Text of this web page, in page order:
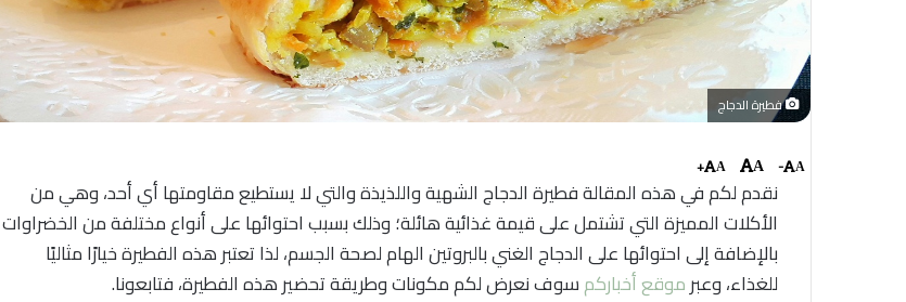
فطيرة الدجاج
A
-
A
A
+
نقدم لكم في هذه المقالة فطيرة الدجاج الشهية واللذيذة والتي لا يستطيع مقاومتها أي أحد، وهي من
الأكلات المميزة التي تشتمل على قيمة غذائية هائلة؛ وذلك بسبب احتوائها على أنواع مختلفة من الخضراوات
بالإضافة إلى احتوائها على الدجاج الغني بالبروتين الهام لصحة الجسم، لذا تعتبر هذه الفطيرة خيارًا مثاليًا
للغذاء، وعبرموقع أخباركمسوف نعرض لكم مكونات وطريقة تحضير هذه الفطيرة، فتابعونا.